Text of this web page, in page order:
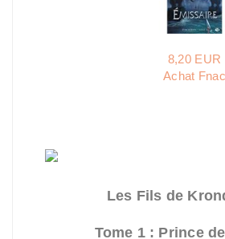
8,20 EUR
Achat Fnac
Les Fils de
Tome 1 : Prince